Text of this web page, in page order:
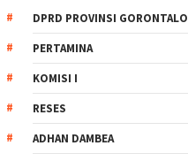
DPRD PROVINSI GORONTALO
PERTAMINA
KOMISI I
RESES
ADHAN DAMBEA